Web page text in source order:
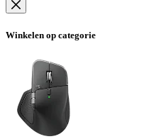
Winkelen op categorie